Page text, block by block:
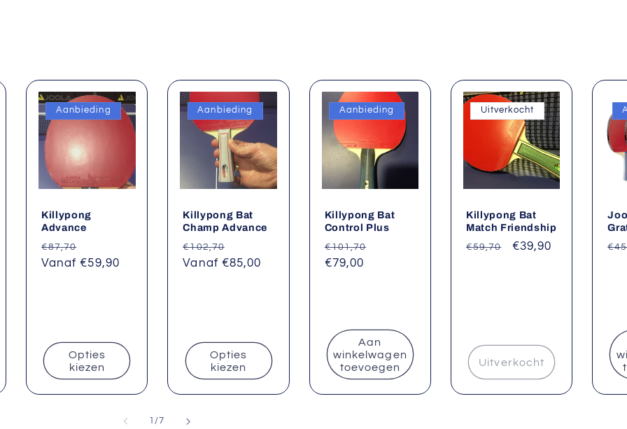
Aanbieding
Killypong
Advance
Normale
prijs
€87,70
Vanaf €59,90
Opties
kiezen
Aanbieding
Killypong Bat
Champ Advance
Normale
prijs
€102,70
Aanbiedingsprijs
Vanaf €85,00
Opties
kiezen
Aanbieding
Killypong Bat
Control Plus
Normale
prijs
€101,70
Aanbiedingsprijs
€79,00
Aan
winkelwagen
toevoegen
Uitverkocht
Killypong Bat
Match Friendship
Normale
€59,70 Aanbiedingsprijs
€39,90
Uitverkocht
1 /van
7